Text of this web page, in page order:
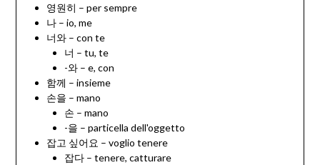
영원히 – per sempre
나 – io, me
너와 – con te
너 – tu, te
-와 – e, con
함께 – insieme
손을 – mano
손 – mano
-을 – particella dell'oggetto
잡고 싶어요 – voglio tenere
잡다 – tenere, catturare